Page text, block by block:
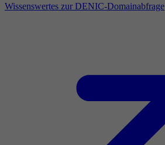
Wissenswertes zur DENIC-Domainabfrage